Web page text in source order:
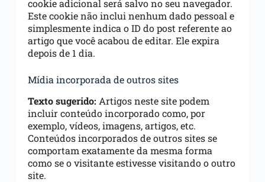
cookie adicional será salvo no seu navegador.
Este cookie não inclui nenhum dado pessoal e
simplesmente indica o ID do post referente ao
artigo que você acabou de editar. Ele expira
depois de 1 dia.
Mídia incorporada de outros sites
Texto sugerido: Artigos neste site podem
incluir conteúdo incorporado como, por
exemplo, vídeos, imagens, artigos, etc.
Conteúdos incorporados de outros sites se
comportam exatamente da mesma forma
como se o visitante estivesse visitando o outro
site.